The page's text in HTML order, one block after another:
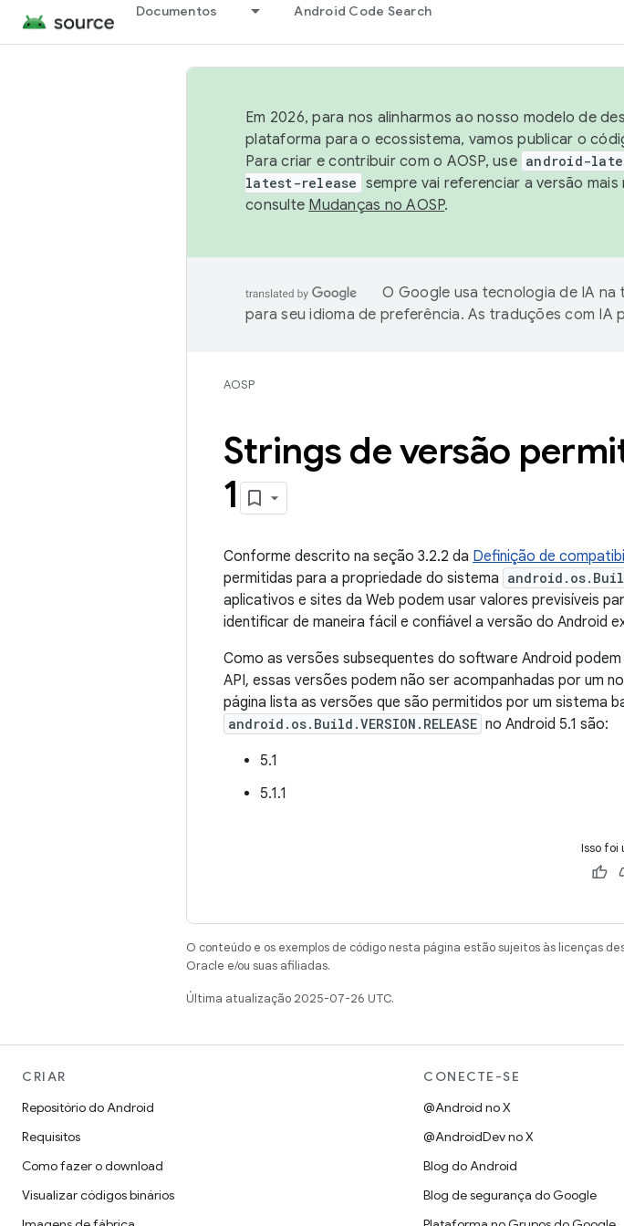
Documentos Android Code Search
Em 2026, para nos alinharmos ao nosso modelo de
plataforma para o ecossistema, vamos publicar o
Para criar e contribuir com o AOSP, use android-
latest-release sempre vai referenciar a versão
consulte Mudanças no AOSP.
O Google usa tecnologia de IA
para seu idioma de preferência. As traduções com IA
AOSP
Strings de versão
1
Conforme descrito na seção 3.2.2 da Definição de
permitidas para a propriedade do sistema
aplicativos e sites da Web podem usar valores previsíveis
identificar de maneira fácil e confiável a versão do Android
Como as versões subsequentes do software Android
API, essas versões podem não ser acompanhadas por um
página lista as versões que são permitidos por um sistema
android.os.Build.VERSION.RELEASE no Android 5.1 são:
5.1
5.1.1
Isso foi
O conteúdo e os exemplos de código nesta página estão sujeitos às licenças
Oracle e/ou suas afiliadas.
Última atualização 2025-07-26 UTC.
CRIAR
Repositório do Android
Requisitos
Como fazer o download
Visualizar códigos binários
CONECTE-SE
@Android no X
@AndroidDev no X
Blog do Android
Blog de segurança do Google